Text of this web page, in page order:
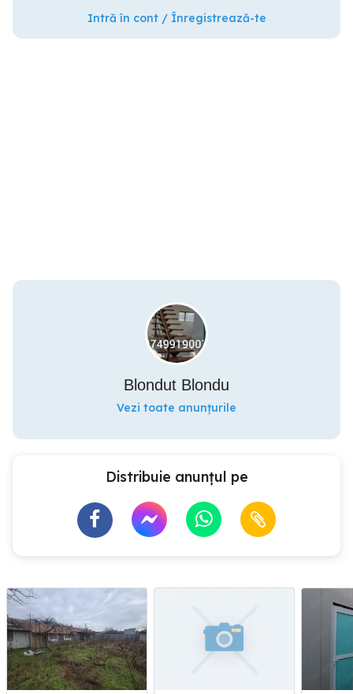
Intră în cont / Înregistrează-te
Blondut Blondu
Vezi toate anunțurile
Distribuie anunțul pe